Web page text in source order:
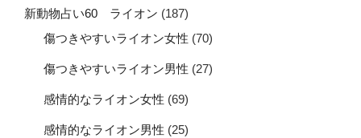
新動物占い60 ライオン (187)
傷つきやすいライオン女性 (70)
傷つきやすいライオン男性 (27)
感情的なライオン女性 (69)
感情的なライオン男性 (25)